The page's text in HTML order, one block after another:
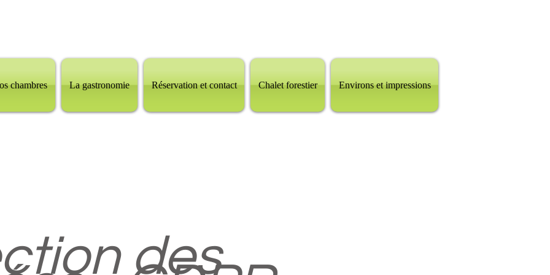
chambres La gastronomie Réservation et contact Chalet forestier Environs et impressions
des